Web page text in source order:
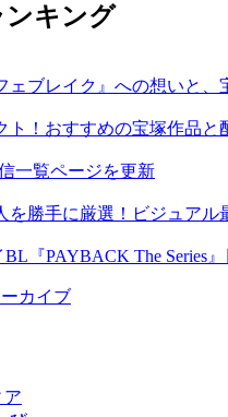
ンキング
ェブレイク』への想いと
ト！おすすめの宝塚作品
一覧ページを更新
を勝手に厳選！ビジュア
BL『PAYBACK The Series